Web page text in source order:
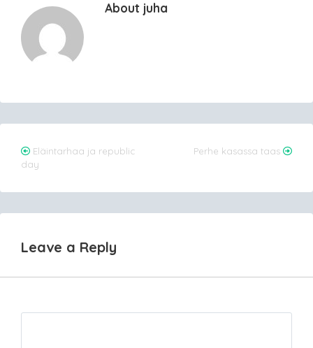
About juha
Post
navigation
Eläintarhaa ja republic
day
Perhe kasassa taas
Leave a Reply